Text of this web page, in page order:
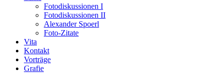
Fotodiskussionen I
Fotodiskussionen II
Alexander Spoerl
Foto-Zitate
Vita
Kontakt
Vorträge
Grafie